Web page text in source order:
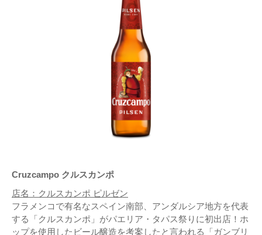
Cruzcampo クルスカンポ
店名：クルスカンポ ピルゼン
フラメンコで有名なスペイン南部、アンダルシア地方を代表
する「クルスカンポ」がパエリア・タパス祭りに初出店！ホ
ップを使用したビール醸造を考案したと言われる「ガンブリ